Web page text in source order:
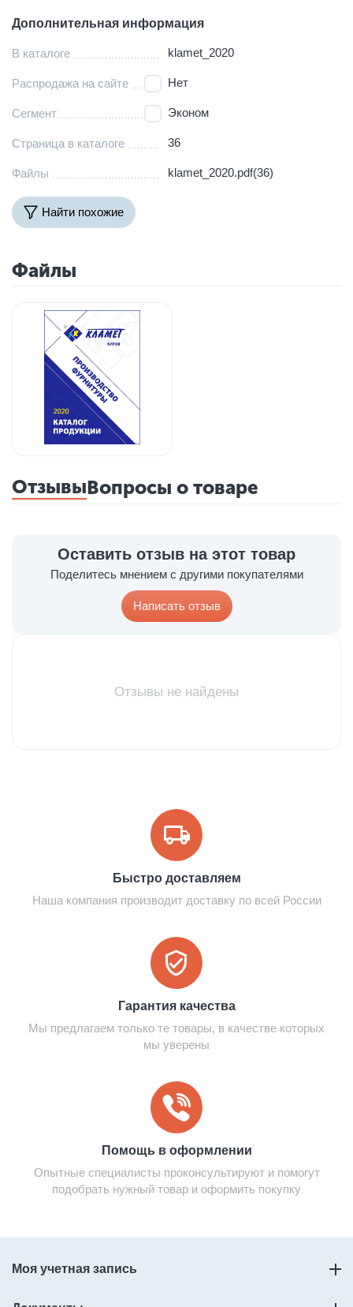
Дополнительная информация
В каталоге klamet_2020
Распродажа на сайте Нет
Сегмент Эконом
Страница в каталоге 36
Файлы klamet_2020.pdf(36)
Найти похожие
Файлы
ОтзывыВопросы о товаре
Оставить отзыв на этот товар
Поделитесь мнением с другими покупателями
Написать отзыв
Отзывы не найдены
Быстро доставляем
Наша компания производит доставку по всей России
Гарантия качества
Мы предлагаем только те товары, в качестве которых
мы уверены
Помощь в оформлении
Опытные специалисты проконсультируют и помогут
подобрать нужный товар и оформить покупку
Моя учетная запись